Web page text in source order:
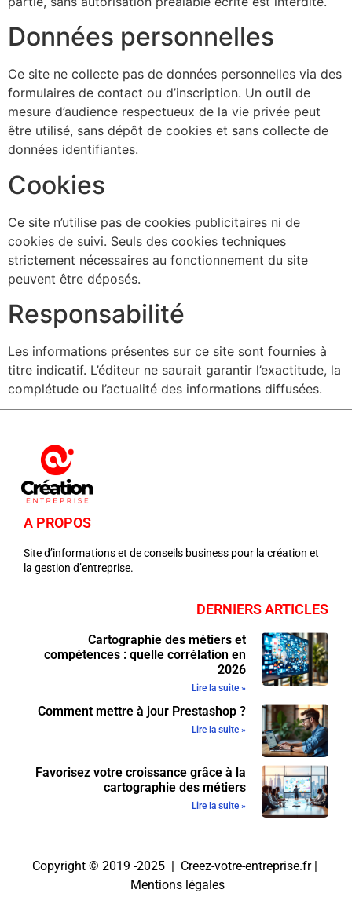
Données personnelles
Ce site ne collecte pas de données personnelles via des
formulaires de contact ou d’inscription. Un outil de
mesure d’audience respectueux de la vie privée peut
être utilisé, sans dépôt de cookies et sans collecte de
données identifiantes.
Cookies
Ce site n’utilise pas de cookies publicitaires ni de
cookies de suivi. Seuls des cookies techniques
strictement nécessaires au fonctionnement du site
peuvent être déposés.
Responsabilité
Les informations présentes sur ce site sont fournies à
titre indicatif. L’éditeur ne saurait garantir l’exactitude, la
complétude ou l’actualité des informations diffusées.
A PROPOS
Site d’informations et de conseils business pour la création et
la gestion d’entreprise.
DERNIERS ARTICLES
Cartographie des métiers et
compétences : quelle corrélation en
2026
Lire la suite »
Comment mettre à jour Prestashop ?
Lire la suite »
Favorisez votre croissance grâce à la
cartographie des métiers
Lire la suite »
Copyright © 2019 -2025 | Creez-votre-entreprise.fr |
Mentions légales